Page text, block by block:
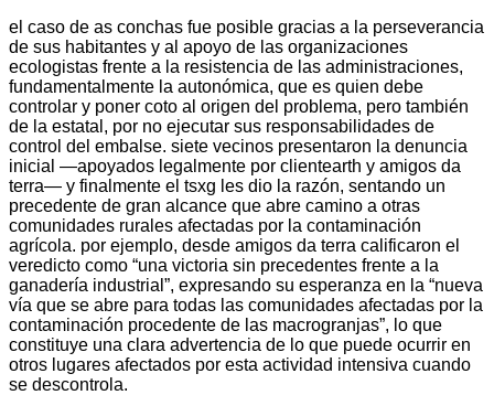
el caso de as conchas fue posible gracias a la perseverancia
de sus habitantes y al apoyo de las organizaciones
ecologistas frente a la resistencia de las administraciones,
fundamentalmente la autonómica, que es quien debe
controlar y poner coto al origen del problema, pero también
de la estatal, por no ejecutar sus responsabilidades de
control del embalse. siete vecinos presentaron la denuncia
inicial —apoyados legalmente por clientearth y amigos da
terra— y finalmente el tsxg les dio la razón, sentando un
precedente de gran alcance que abre camino a otras
comunidades rurales afectadas por la contaminación
agrícola. por ejemplo, desde amigos da terra calificaron el
veredicto como “una victoria sin precedentes frente a la
ganadería industrial”, expresando su esperanza en la “nueva
vía que se abre para todas las comunidades afectadas por la
contaminación procedente de las macrogranjas”, lo que
constituye una clara advertencia de lo que puede ocurrir en
otros lugares afectados por esta actividad intensiva cuando
se descontrola.